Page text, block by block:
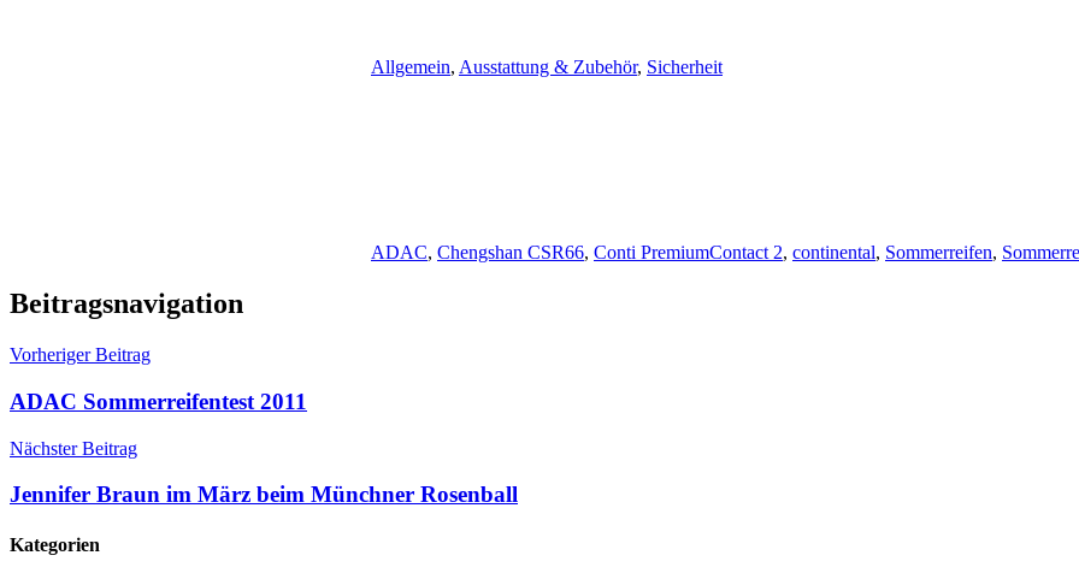
Allgemein, Ausstattung & Zubehör, Sicherheit
ADAC, Chengshan CSR66, Conti PremiumContact 2, continental, Sommerreifen,
Beitragsnavigation
Vorheriger Beitrag
ADAC Sommerreifentest 2011
Nächster Beitrag
Jennifer Braun im März beim Münchner Rosenball
Kategorien